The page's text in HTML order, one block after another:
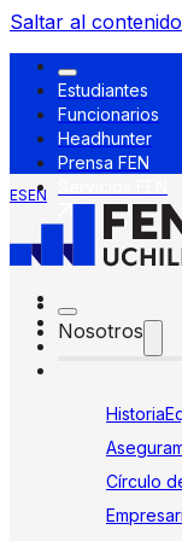
Saltar al
Estudiantes
Funcionarios
Headhunter
Prensa FEN
ESEN
Nosotros
Historia
Círculo